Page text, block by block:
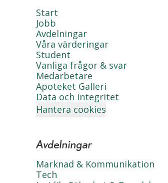
Start
Jobb
Avdelningar
Våra värderingar
Student
Vanliga frågor & svar
Medarbetare
Apoteket Galleri
Data och integritet
Hantera cookies
Avdelningar
Marknad & Kommunikation
Tech